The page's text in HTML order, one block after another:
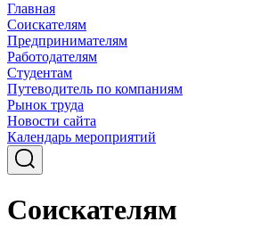
Главная
Соискателям
Предпринимателям
Работодателям
Студентам
Путеводитель по компаниям
Рынок труда
Новости сайта
Календарь мероприятий
Соискателям